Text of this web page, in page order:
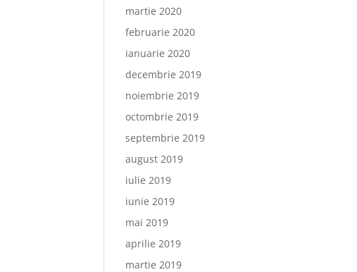
martie 2020
februarie 2020
ianuarie 2020
decembrie 2019
noiembrie 2019
octombrie 2019
septembrie 2019
august 2019
iulie 2019
iunie 2019
mai 2019
aprilie 2019
martie 2019